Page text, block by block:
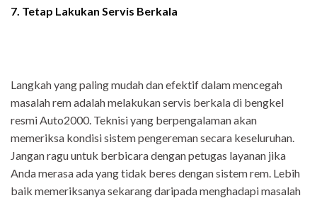
7. Tetap Lakukan Servis Berkala
Langkah yang paling mudah dan efektif dalam mencegah
masalah rem adalah melakukan servis berkala di bengkel
resmi Auto2000. Teknisi yang berpengalaman akan
memeriksa kondisi sistem pengereman secara keseluruhan.
Jangan ragu untuk berbicara dengan petugas layanan jika
Anda merasa ada yang tidak beres dengan sistem rem. Lebih
baik memeriksanya sekarang daripada menghadapi masalah